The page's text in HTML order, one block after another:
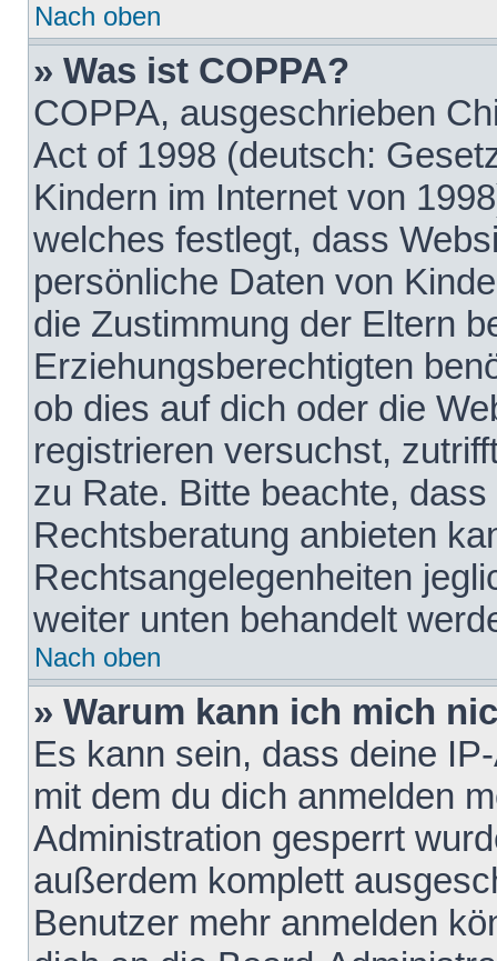
Nach oben
» Was ist COPPA?
COPPA, ausgeschrieben
Act of 1998 (deutsch:
Kindern im Internet von
welches festlegt, dass
persönliche Daten von
die Zustimmung der Eltern
Erziehungsberechtigten
ob dies auf dich oder die
registrieren versuchst,
zu Rate. Bitte beachte,
Rechtsberatung anbieten
Rechtsangelegenheiten
weiter unten behandelt
Nach oben
» Warum kann ich mich
Es kann sein, dass deine
mit dem du dich anmelden
Administration gesperrt
außerdem komplett
Benutzer mehr anmelden